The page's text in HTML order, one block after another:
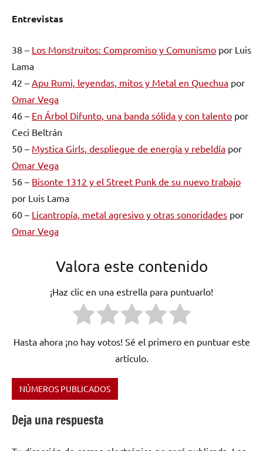
Entrevistas
38 – Los Monstruitos: Compromiso y Comunismo por Luis
Lama
42 – Apu Rumi, leyendas, mitos y Metal en Quechua por
Omar Vega
46 – En Árbol Difunto, una banda sólida y con talento por
Ceci Beltrán
50 – Mystica Girls, despliegue de energía y rebeldía por
Omar Vega
56 – Bisonte 1312 y el Street Punk de su nuevo trabajo
por Luis Lama
60 – Licantropía, metal agresivo y otras sonoridades por
Omar Vega
Valora este contenido
¡Haz clic en una estrella para puntuarlo!
Hasta ahora ¡no hay votos! Sé el primero en puntuar este
artículo.
Etiquetado
Apu
NÚMEROS PUBLICADOS
Deja una respuesta